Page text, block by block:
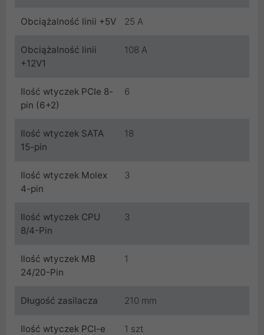
Obciążalność linii +5V 25 A
Obciążalność linii
+12V1
108 A
Ilość wtyczek PCIe 8-
pin (6+2)
6
Ilość wtyczek SATA
15-pin
18
Ilość wtyczek Molex
4-pin
3
Ilość wtyczek CPU
8/4-Pin
3
Ilość wtyczek MB
24/20-Pin
1
Długość zasilacza 210 mm
Ilość wtyczek PCI-e
1 szt